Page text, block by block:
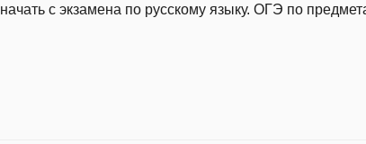
начать с экзамена по русскому языку. ОГЭ по